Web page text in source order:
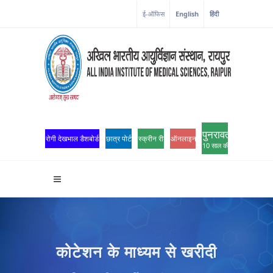
ई-ऑफिस English हिंदी
रोगी देखभाल डैशबोर्ड छात्र पोर्टल स्क्रीन रीडर एक्सेसऑनलाइन ओपीडी पंजीकरण
पुनरावर्तन
10 साल की उत्कृष्टता
कोटेशन के माध्यम से खरीदी